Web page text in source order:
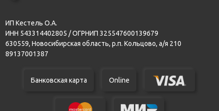
ИП Кестель О.А.
ИНН 543314402805 / ОГРНИП 325547600139679
630559, Новосибирская область, р.п. Кольцово, а/я 210
89137001387
Банковская карта Online